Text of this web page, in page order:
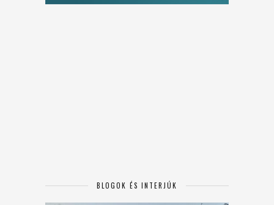
BLOGOK ÉS INTERJÚK